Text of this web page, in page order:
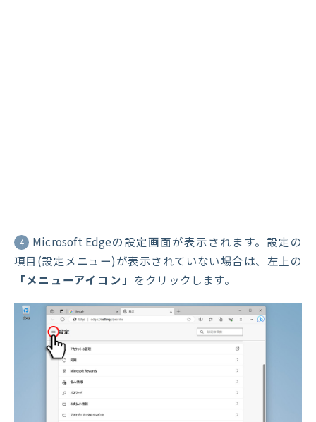
4
Microsoft Edgeの設定画面が表示されます。設定の
項目(設定メニュー)が表示されていない場合は、左上の
「メニューアイコン」 をクリックします。